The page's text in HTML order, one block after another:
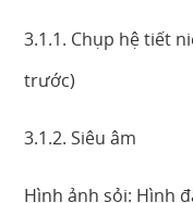
3.1.1. Chụp hệ tiết
trước)
3.1.2. Siêu âm
Hình ảnh sỏi: Hình